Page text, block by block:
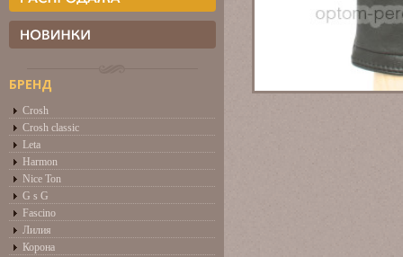
БРЕНД
Crosh
Crosh classic
Leta
Harmon
Nice Ton
G s G
Fascino
Лилия
Корона